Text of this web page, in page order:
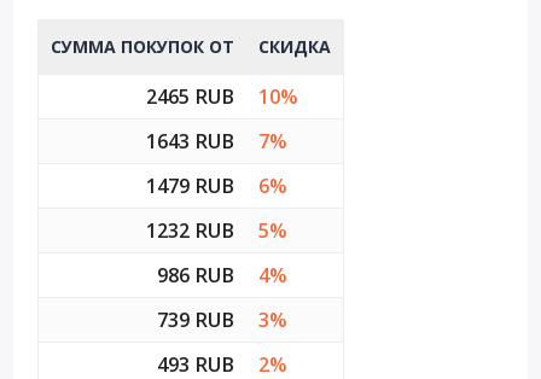
СУММА ПОКУПОК ОТ СКИДКА
2465 RUB
10%
1643 RUB
7%
1479 RUB
6%
1232 RUB
5%
986 RUB
4%
739 RUB
3%
493 RUB
2%